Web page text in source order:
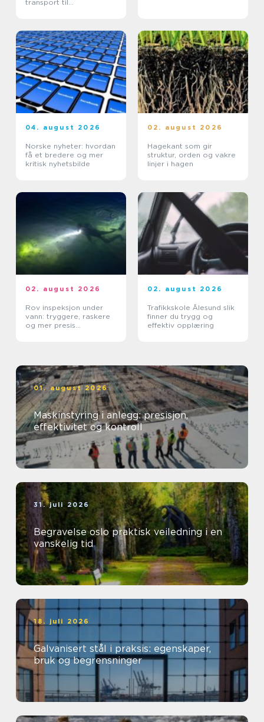
transport til
04. august 2026
Norske nyheter: hvordan
få et bredere og mer
kritisk nyhetsbilde
02. august 2026
Hagekant som gir
struktur, orden og vakre
linjer i hagen
02. august 2026
Rov inspeksjon under
vann: tryggere, raskere
og mer presis
02. august 2026
Trafikkskole Ålesund slik
finner du trygg og
effektiv opplæring
01. august 2026
Maskinstyring i anlegg: presisjon,
effektivitet og kontroll
31. juli 2026
Begravelse oslo praktisk veiledning i en
vanskelig tid
18. juli 2026
Galvanisert stål i praksis: egenskaper,
bruk og begrensninger